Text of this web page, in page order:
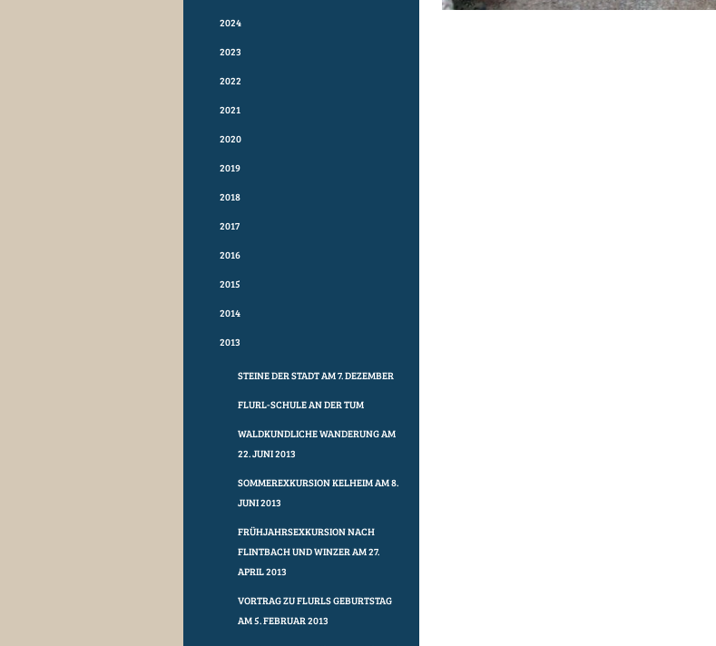
2024
2023
2022
2021
2020
2019
2018
2017
2016
2015
2014
2013
STEINE DER STADT AM 7. DEZEMBER
FLURL-SCHULE AN DER TUM
WALDKUNDLICHE WANDERUNG AM
22. JUNI 2013
SOMMEREXKURSION KELHEIM AM 8.
JUNI 2013
FRÜHJAHRSEXKURSION NACH
FLINTBACH UND WINZER AM 27.
APRIL 2013
VORTRAG ZU FLURLS GEBURTSTAG
AM 5. FEBRUAR 2013